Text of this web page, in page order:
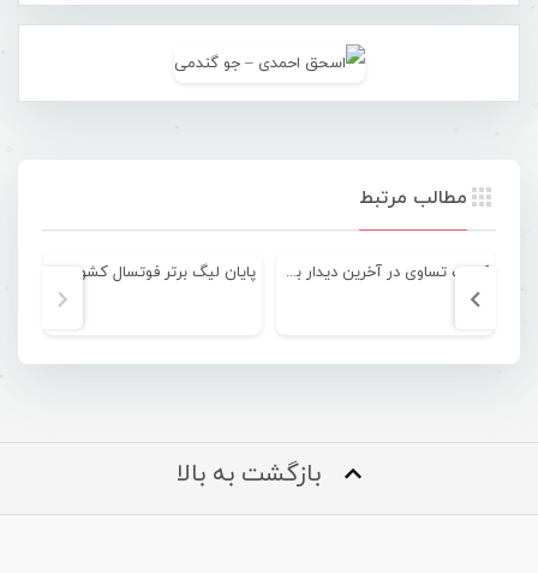
مطالب مرتبط
کسب تساوی در آخرین دیدار برای آذرخش
بازگشت به بالا